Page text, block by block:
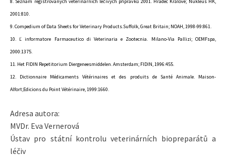
8. Seznam registrovaných veterinárních léčivých přípravků 2001. Hradec Králové; Nukleus HK,
2001:810.
9. Compedium of Data Sheets for Veterinary Products.Suffolk, Great Britain; NOAH, 1998-99:861.
10. Ľ informatore Farmaceutico di Veterinaria e Zootecnia. Milano-Via Pallizi; OEMFspa,
2000:1375.
11. Het FIDIN Repetitorium Diergeneesmiddelen. Amsterdam; FIDIN, 1996:455.
12. Dictionnaire Médicaments Vétérinaires et des produits de Santé Animale. Maison-
Alfort;Edicions du Point Vétérinaire, 1999:1660.
Adresa autora:
MVDr. Eva Vernerová
Ústav pro státní kontrolu veterinárních biopreparátů a
léčiv